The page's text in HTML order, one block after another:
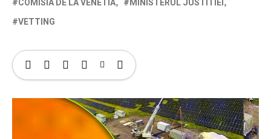
COMISIA DE LA VENETIA
MINISTERUL JUSTITIEI
VETTING